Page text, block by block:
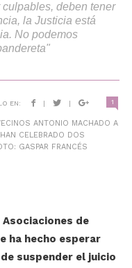
deben tener
la Justicia está
No podemos
EN: | | 1
ANTONIO MACHADO A
CELEBRADO DOS
GASPAR FRANCÉS
de
ha hecho esperar
suspender el juicio